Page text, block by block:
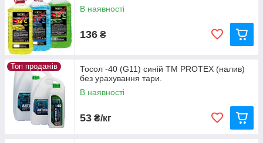
В наявності
136 ₴
Топ продажів
Тосол -40 (G11) синій ТМ PROTEX (налив)
без урахування тари.
В наявності
53 ₴/кг